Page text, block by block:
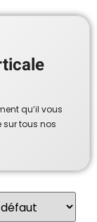
qu’il vous
sur tous nos